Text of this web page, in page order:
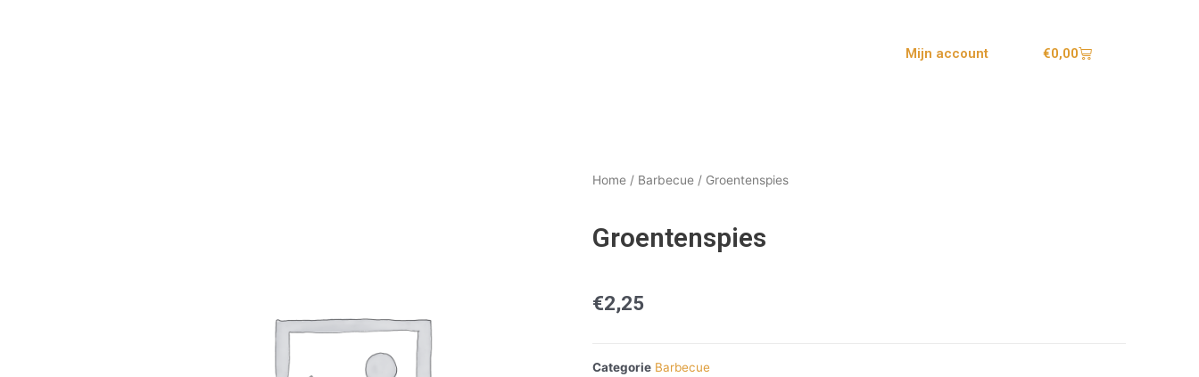
Mijn account €0,00
Home/ Barbecue/ Groentenspies
Groentenspies
€2,25
Categorie Barbecue